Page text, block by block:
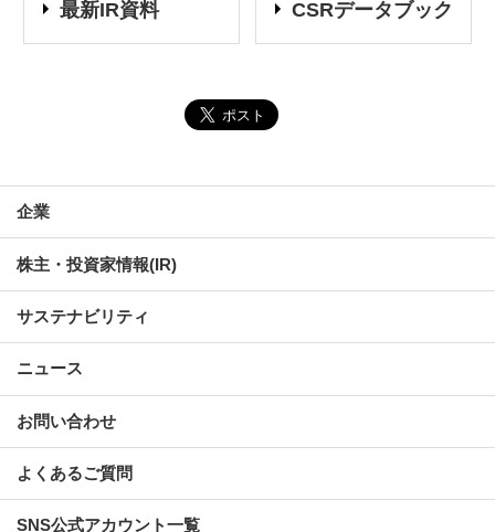
最新IR資料 CSRデータブック
企業
株主・投資家情報(IR)
サステナビリティ
ニュース
お問い合わせ
よくあるご質問
SNS公式アカウント一覧